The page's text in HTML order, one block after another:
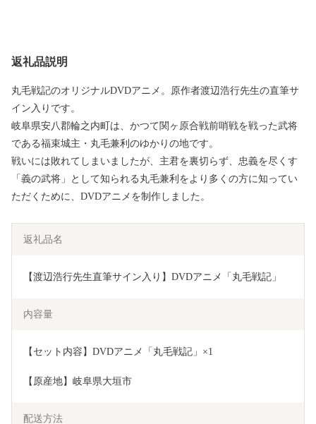
返礼品説明
丸毛戦記のオリジナルDVDアニメ。原作者渡辺浩行先生の直筆サ
イン入りです。
岐阜県安八郡輪之内町は、かつて関ヶ原合戦前哨戦を戦った武将
である福束城主・丸毛兼利のゆかりの地です。
戦いには敗れてしまいましたが、主君を裏切らず、忠義を尽くす
「義の武将」として知られる丸毛兼利をより多くの方に知ってい
ただくために、DVDアニメを制作しました。
返礼品名
【渡辺浩行先生直筆サイン入り】DVDアニメ「丸毛戦記」
内容量
【セット内容】DVDアニメ「丸毛戦記」×1
【原産地】岐阜県大垣市
配送方法